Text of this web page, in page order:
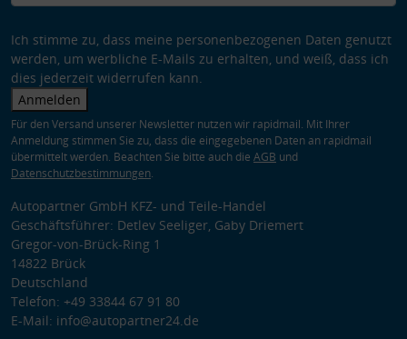
Ich stimme zu, dass meine personenbezogenen Daten genutzt
werden, um werbliche E-Mails zu erhalten, und weiß, dass ich
dies jederzeit widerrufen kann.
Anmelden
Für den Versand unserer Newsletter nutzen wir rapidmail. Mit Ihrer
Anmeldung stimmen Sie zu, dass die eingegebenen Daten an rapidmail
übermittelt werden. Beachten Sie bitte auch die AGB und
Datenschutzbestimmungen.
Autopartner GmbH KFZ- und Teile-Handel
Geschäftsführer: Detlev Seeliger, Gaby Driemert
Gregor-von-Brück-Ring 1
14822 Brück
Deutschland
Telefon: +49 33844 67 91 80
E-Mail: info@autopartner24.de